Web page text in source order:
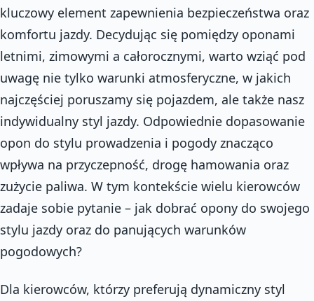
kluczowy element zapewnienia bezpieczeństwa oraz
komfortu jazdy. Decydując się pomiędzy oponami
letnimi, zimowymi a całorocznymi, warto wziąć pod
uwagę nie tylko warunki atmosferyczne, w jakich
najczęściej poruszamy się pojazdem, ale także nasz
indywidualny styl jazdy. Odpowiednie dopasowanie
opon do stylu prowadzenia i pogody znacząco
wpływa na przyczepność, drogę hamowania oraz
zużycie paliwa. W tym kontekście wielu kierowców
zadaje sobie pytanie – jak dobrać opony do swojego
stylu jazdy oraz do panujących warunków
pogodowych?
Dla kierowców, którzy preferują dynamiczny styl